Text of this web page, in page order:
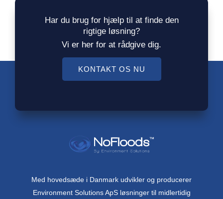
Har du brug for hjælp til at finde den
rigtige løsning?
Vi er her for at rådgive dig.
KONTAKT OS NU
Med hovedsæde i Danmark udvikler og producerer
Environment Solutions ApS løsninger til midlertidig